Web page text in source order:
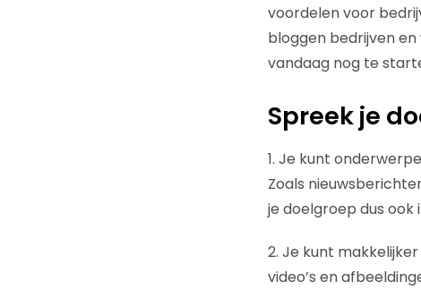
voordelen voor
bloggen bedrijven
vandaag nog te
Spreek je
1. Je kunt
Zoals
je doelgroep dus
2. Je kunt
video’s en